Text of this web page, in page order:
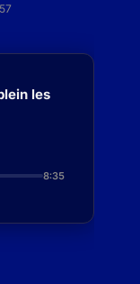
les
8:35